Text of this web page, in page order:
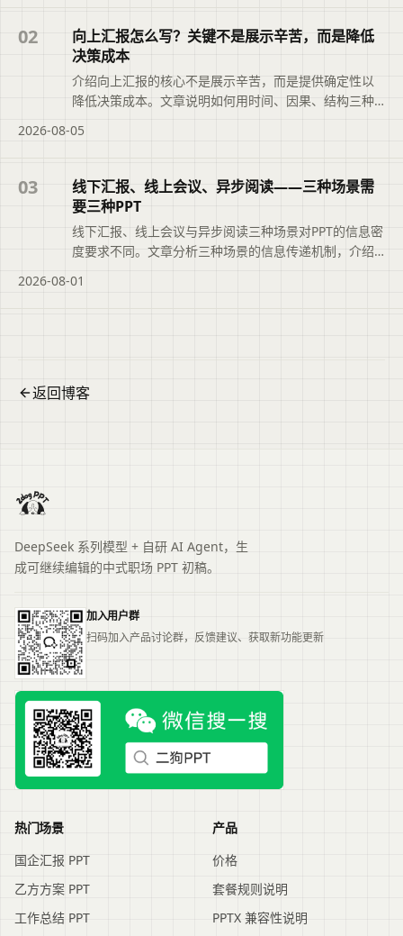
快速了解页面主题、主要内容与适用场景，再进入文章
查看完整信息。
02
向上汇报怎么写？关键不是展示辛苦，而是降低
决策成本
介绍向上汇报的核心不是展示辛苦，而是提供确定性以
降低决策成本。文章说明如何用时间、因果、结构三种
将分散材料整理成结构化初稿，帮助管理者快速判断、
解页面主题、主要内容与适用场景，再进入文章查看完
整信息。
2026-08-05
03
线下汇报、线上会议、异步阅读——三种场景需
要三种PPT
线下汇报、线上会议与异步阅读三种场景对PPT的信息密
度要求不同。文章分析三种场景的信息传递机制，介绍
内容密度，并说明基于同一份大纲快速适配不同场景的
2026-08-01
返回博客
DeepSeek 系列模型 + 自研 AI Agent，生
成可继续编辑的中式职场 PPT 初稿。
加入用户群
扫码加入产品讨论群，反馈建议、获取新功能更新
热门场景
国企汇报 PPT
乙方方案 PPT
工作总结 PPT
产品
价格
套餐规则说明
PPTX 兼容性说明